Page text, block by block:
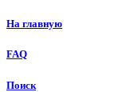
На главную
FAQ
Поиск